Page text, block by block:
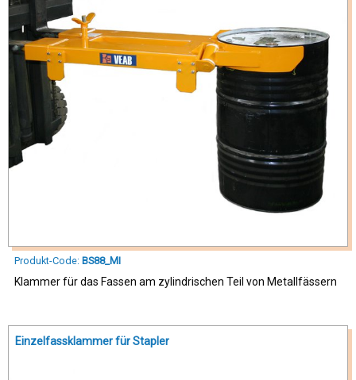
Produkt-Code: BS88_MI
Klammer für das Fassen am zylindrischen Teil von Metallfässern
Einzelfassklammer für Stapler